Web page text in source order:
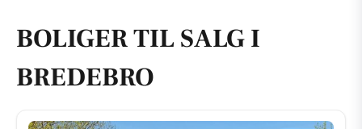
BOLIGER TIL SALG I
BREDEBRO